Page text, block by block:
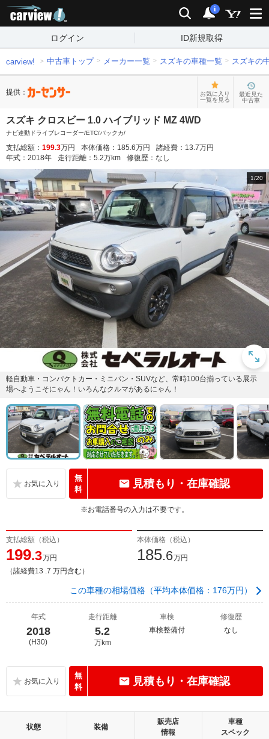
検索 通知
i
ログイン ID新規取得
carview! 中古車トップ メーカー一覧 スズキの車種一覧 スズキの
提供：
お気に入り
一覧を見る
最近見た
中古車
スズキ クロスビー 1.0 ハイブリッド MZ 4WD
ナビ連動ドライブレコーダー/ETC/バックカ/
支払総額： 199.3万円 本体価格： 185.6万円 諸経費： 13.7万円
年式： 2018年 走行距離： 5.2万km 修復歴： なし
1/20
軽自動車・コンパクトカー・ミニバン・SUVなど、常時100台揃っている展示
場へようこそにゃん！いろんなクルマがあるにゃん！
無
料
見積もり・在庫確認
※お電話番号の入力は不要です。
支払総額（税込）
199.3万円
（諸経費13 .7 万円含む）
本体価格（税込）
185.6万円
この車種の相場価格（平均本体価格：176万円）
年式
2018
(H30)
走行距離
5.2
万km
車検
車検整備付
修復歴
なし
無
料
見積もり・在庫確認
状態 装備
販売店
情報
車種
スペック